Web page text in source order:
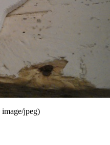
image/jpeg)